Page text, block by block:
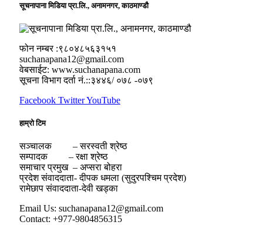
सूचनापाना मिडिया प्रा.लि., अनामनगर, काठमाण्डौ
फोन नम्बर :९८०४८५६३१५१
suchanapana12@gmail.com
वेबसाईट: www.suchanapana.com
सूचना विभाग दर्ता नं.::३४४६/ ०७८ -०७९
Facebook TwitterYouTube
हाम्रो टिम
सञ्चालक – सरस्वती श्रेष्ठ
सम्पादक – रक्षा श्रेष्ठ
समाचार प्रमुख – अप्सरा बोहरा
प्रदेश संवाददाता- दीपक धमला (सुदुरपश्चिम प्रदेश)
रामेछाप संवाददाता-देवी खड्का
Email Us: suchanapana12@gmail.com
Contact: +977-9804856315